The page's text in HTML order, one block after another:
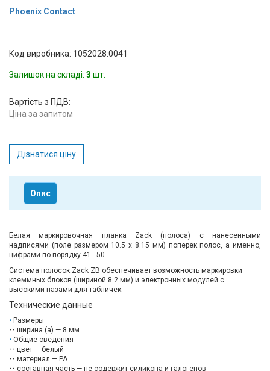
Доставка
Тех.
Підтримка
Phoenix Contact
Код виробника: 1052028:0041
Залишок на складі: 3 шт.
Вартість з ПДВ:
Ціна за запитом
Дізнатися ціну
Опис
Белая маркировочная планка Zack (полоса) с нанесенными
надписями (поле размером 10.5 х 8.15 мм) поперек полос, а именно,
цифрами по порядку 41 - 50.
Система полосок Zack ZB обеспечивает возможность маркировки
клеммных блоков (шириной 8.2 мм) и электронных модулей с
высокими пазами для табличек.
Технические данные
Размеры
-- ширина (a) — 8 мм
Общие сведения
-- цвет — белый
-- материал — PA
-- составная часть — не содержит силикона и галогенов